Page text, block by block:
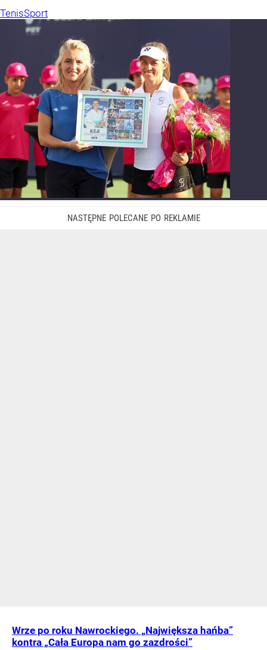
TenisSport
Wrze po roku Nawrockiego. „Największa hańba”
kontra „Cała Europa nam go zazdrości”